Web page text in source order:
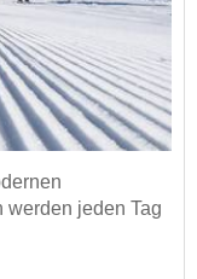
werden jeden Tag